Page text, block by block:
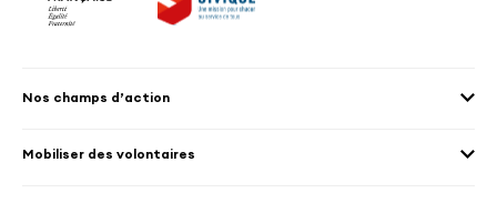
Nos champs d’action
Culture et patrimoine
Mobiliser des volontaires